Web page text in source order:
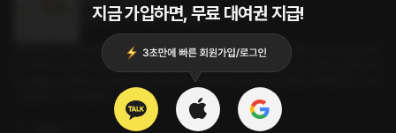
지금 가입하면, 무료 대여권 지급!
롤플레잉 • 친구>연인 • 츤데레남
휴무일에도 내가 알바를 하고 있는 카페로 찾아온 그녀. 매번 그랬듯 놀리며 대했지만, 속으로는 설렜
다. 19년이나 친구로 지내면서 이런 감정을 숨겨왔다. 창고에 둘이 남게 되자 더는 참을 수 없었다. 차
마 얼굴을 보고 얘기할 수 없어 문을 사이에 두고 그동안 꾹꾹 눌러왔던 내 마음을 고백했는데... 그녀